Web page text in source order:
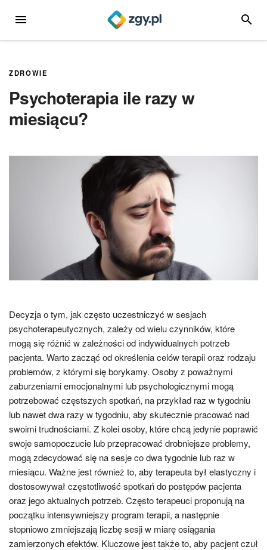
MENU
ZDROWIE
Psychoterapia ile razy w
miesiącu?
Decyzja o tym, jak często uczestniczyć w sesjach
psychoterapeutycznych, zależy od wielu czynników, które
mogą się różnić w zależności od indywidualnych potrzeb
pacjenta. Warto zacząć od określenia celów terapii oraz rodzaju
problemów, z którymi się borykamy. Osoby z poważnymi
zaburzeniami emocjonalnymi lub psychologicznymi mogą
potrzebować częstszych spotkań, na przykład raz w tygodniu
lub nawet dwa razy w tygodniu, aby skutecznie pracować nad
swoimi trudnościami. Z kolei osoby, które chcą jedynie poprawić
swoje samopoczucie lub przepracować drobniejsze problemy,
mogą zdecydować się na sesje co dwa tygodnie lub raz w
miesiącu. Ważne jest również to, aby terapeuta był elastyczny i
dostosowywał częstotliwość spotkań do postępów pacjenta
oraz jego aktualnych potrzeb. Często terapeuci proponują na
początku intensywniejszy program terapii, a następnie
stopniowo zmniejszają liczbę sesji w miarę osiągania
zamierzonych efektów. Kluczowe jest także to, aby pacjent czuł